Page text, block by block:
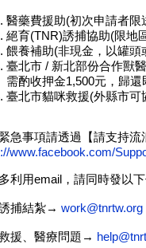
醫藥費援助(初次申請者
絕育(TNR)誘捕協助(限地
餵養補助(非現金，以罐頭
臺北市 / 新北部份合作獸
需酌收押金1,500元，歸還
臺北市貓咪救援(外縣市
急事項請透過【請支持
www.facebook.com/
利用email，請同時發以
捕結紮→ work@tnrtw.org
援、醫療問題→